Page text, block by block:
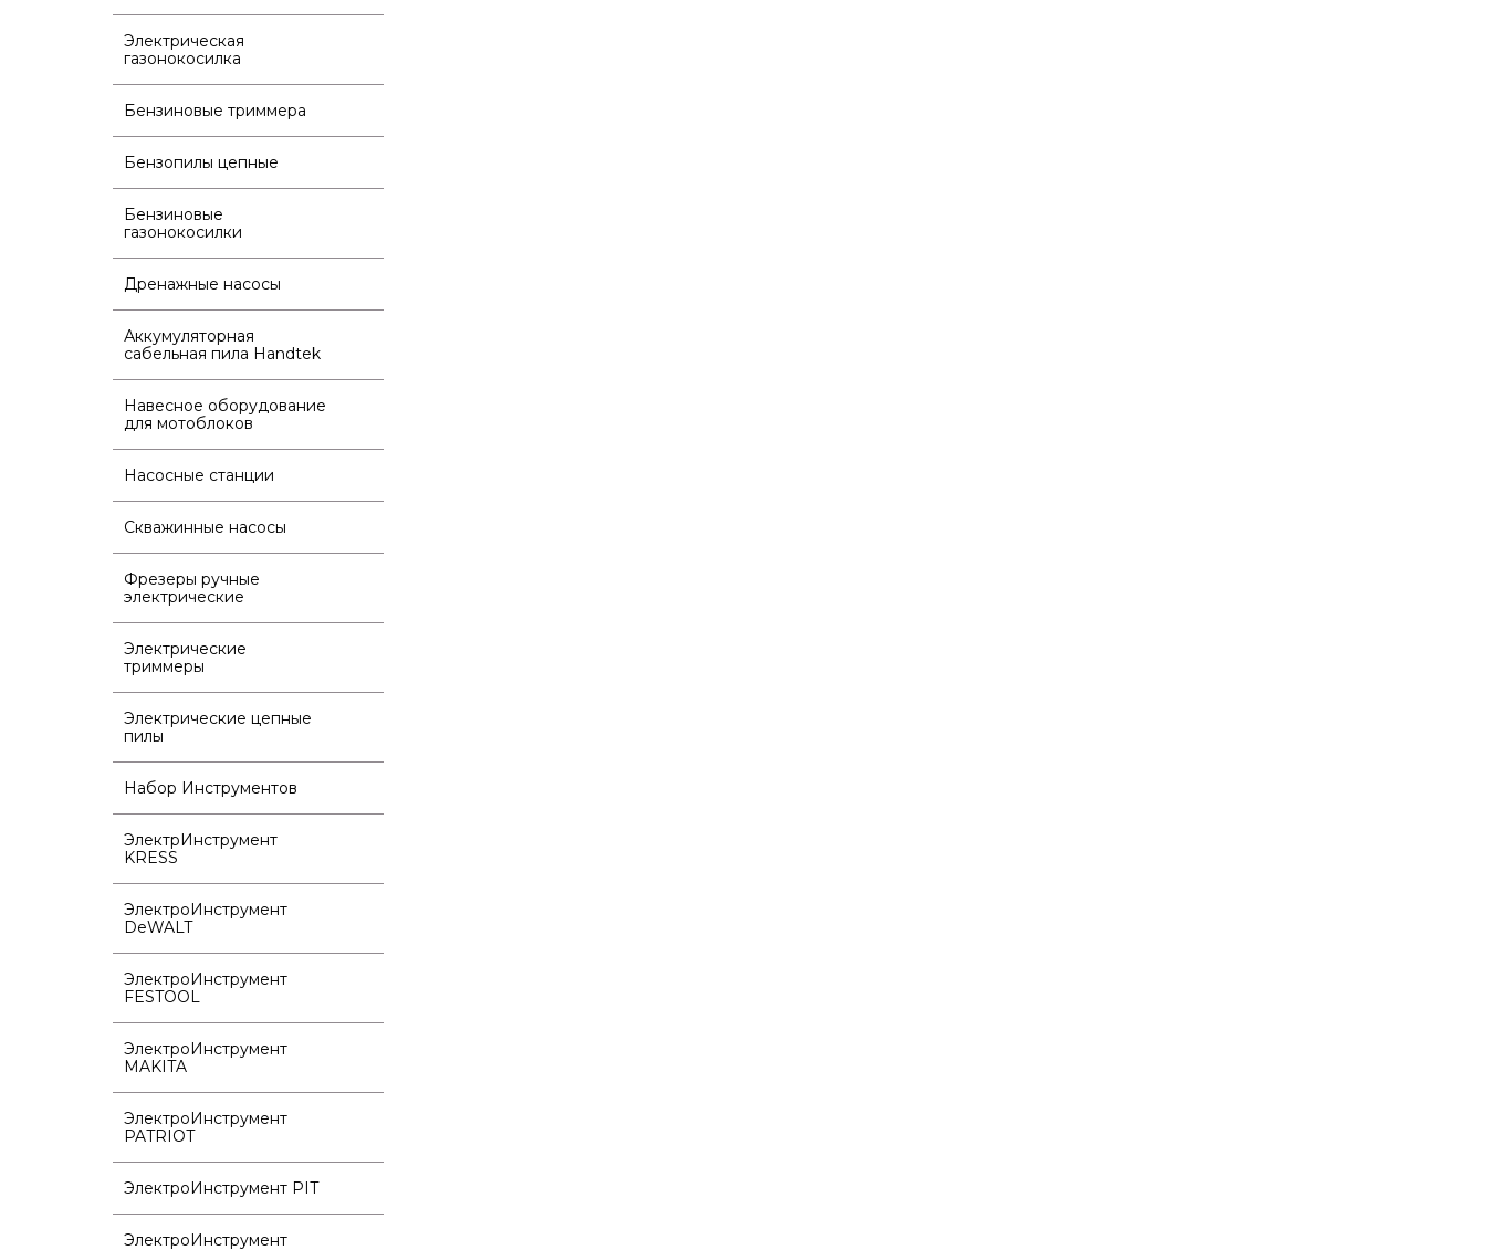
Электрическая
газонокосилка
Бензиновые триммера
Бензопилы цепные
Бензиновые
газонокосилки
Дренажные насосы
Аккумуляторная
сабельная пила Handtek
Навесное оборудование
для мотоблоков
Насосные станции
Скважинные насосы
Фрезеры ручные
электрические
Электрические
триммеры
Электрические цепные
пилы
Набор Инструментов
ЭлектрИнструмент
KRESS
ЭлектроИнструмент
DeWALT
ЭлектроИнструмент
FESTOOL
ЭлектроИнструмент
MAKITA
ЭлектроИнструмент
PATRIOT
ЭлектроИнструмент PIT
ЭлектроИнструмент